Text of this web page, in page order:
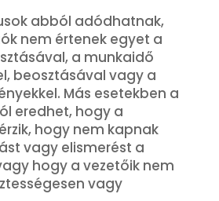
abból adódhatnak,
nem értenek egyet a
a munkaidő
beosztásával vagy a
Más esetekben a
eredhet, hogy a
hogy nem kapnak
vagy elismerést a
hogy a vezetőik nem
vagy